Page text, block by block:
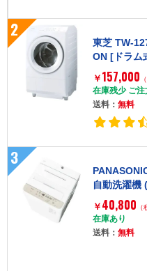
2
東芝 TW-
ON [ドラム
右開き]
￥ 157,000
在庫残少 ご
送料：無料
3
自動洗濯機
￥ 40,800 （
在庫あり
送料：無料